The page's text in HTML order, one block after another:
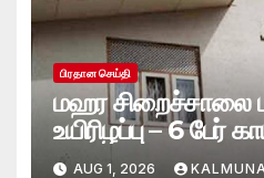
பிரதான செய்தி
மஹர சிறைச்சாலை
உயிரிழப்பு – 6 பேர்
பாரிய தீ
AUG 1, 2026